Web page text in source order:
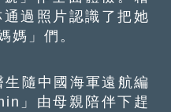
過照片認識了把她
媽」們。
隨中國海軍遠航編
」由母親陪伴下趕